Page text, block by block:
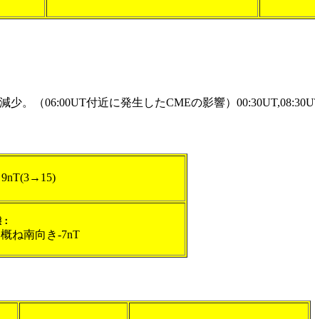
。（06:00UT付近に発生したCMEの影響）
9nT(3→15)
ね南向き-7nT